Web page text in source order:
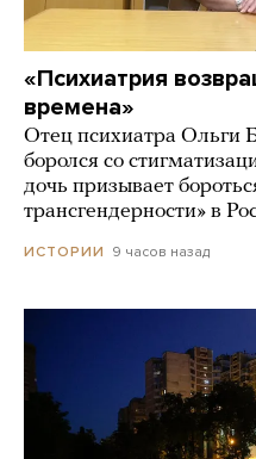
«Психиатрия
времена»
Отец психиатра Ольги
боролся со
дочь призывает
трансгендерности» в
ИСТОРИИ 9 часов назад